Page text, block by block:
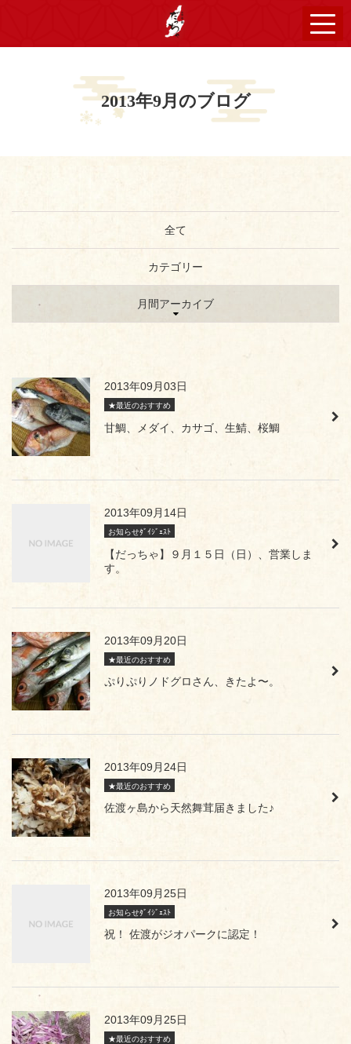
2013年9月のブログ
全て
カテゴリー
月間アーカイブ
2013年09月03日
★最近のおすすめ
甘鯛、メダイ、カサゴ、生鯖、桜鯛
2013年09月14日
お知らせﾀﾞｲｼﾞｪｽﾄ
【だっちゃ】９月１５日（日）、営業しま
す。
2013年09月20日
★最近のおすすめ
ぷりぷりノドグロさん、きたよ〜。
2013年09月24日
★最近のおすすめ
佐渡ヶ島から天然舞茸届きました♪
2013年09月25日
お知らせﾀﾞｲｼﾞｪｽﾄ
祝！ 佐渡がジオパークに認定！
2013年09月25日
★最近のおすすめ